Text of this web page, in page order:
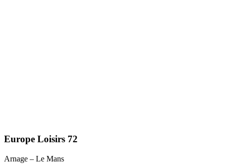
Europe Loisirs 72
Arnage – Le Mans